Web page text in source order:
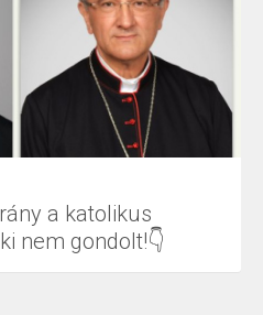
a katolikus
nem gondolt!👇